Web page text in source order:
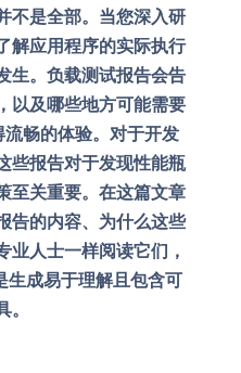
不是全部。当您深入研
解应用程序的实际执行
生。负载测试报告会告
以及哪些地方可能需要
畅的体验。对于开发
些报告对于发现性能瓶
至关重要。在这篇文章
告的内容、为什么这些
业人士一样阅读它们，
成易于理解且包含可